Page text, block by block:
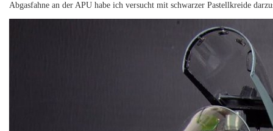
Abgasfahne an der APU habe ich versucht mit schwarzer Pastellkreide